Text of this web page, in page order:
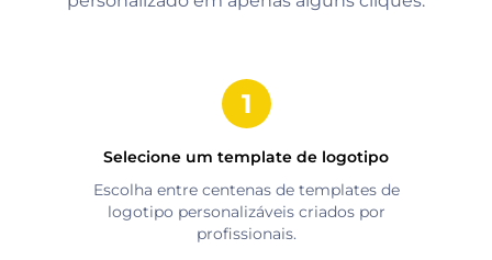
Selecione um template de logotipo
Escolha entre centenas de templates de
logotipo personalizáveis criados por
profissionais.